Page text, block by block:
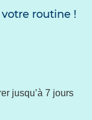
routine !
jusqu’à 7 jours